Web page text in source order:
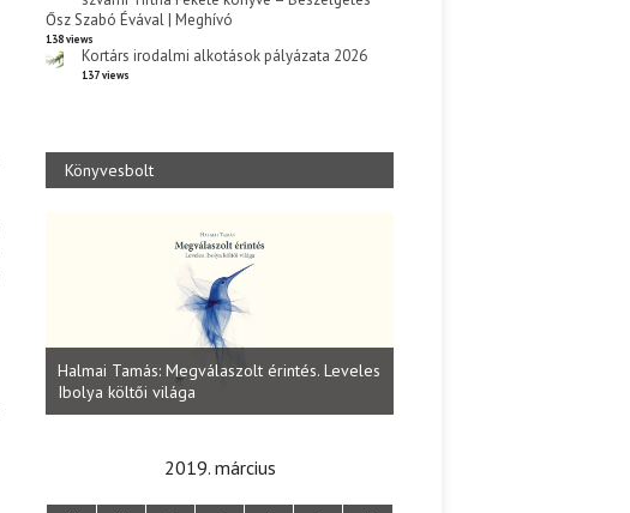
Ősz Szabó Évával | Meghívó
138 views
Kortárs irodalmi alkotások pályázata 2026
137 views
Könyvesbolt
Halmai Tamás: Megválaszolt érintés. Leveles
Ibolya költői világa
2019. március